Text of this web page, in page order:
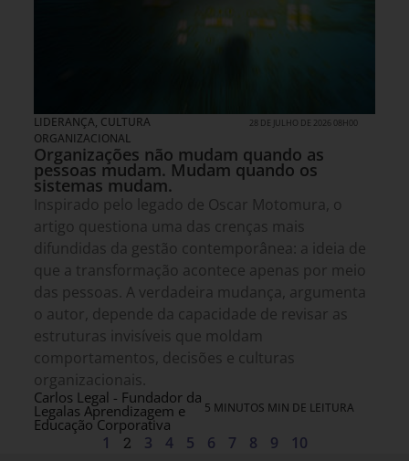
LIDERANÇA, CULTURA
ORGANIZACIONAL
28 DE JULHO DE 2026 08H00
Organizações não mudam quando as
pessoas mudam. Mudam quando os
sistemas mudam.
Inspirado pelo legado de Oscar Motomura, o
artigo questiona uma das crenças mais
difundidas da gestão contemporânea: a ideia de
que a transformação acontece apenas por meio
das pessoas. A verdadeira mudança, argumenta
o autor, depende da capacidade de revisar as
estruturas invisíveis que moldam
comportamentos, decisões e culturas
organizacionais.
Carlos Legal - Fundador da
Legalas Aprendizagem e
Educação Corporativa
5 MINUTOS MIN DE LEITURA
1 2 3 4 5 6 7 8 9 10